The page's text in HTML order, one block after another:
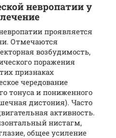
невропатии у
проявляется
Отмечаются
возбудимость,
поражения
признаках
чередование
тонуса и пониженного
дистония). Часто
активность.
нистагм,
общее усиление